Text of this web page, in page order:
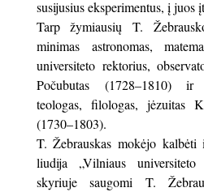
susijusius eksperimentus, į juos
Tarp žymiausių T.
minimas astronomas,
universiteto rektorius,
Počubutas (1728–1810) ir
teologas, filologas, jėzuitas
(1730–1803).
T. Žebrauskas mokėjo
liudija „Vilniaus universiteto
skyriuje saugomi T.